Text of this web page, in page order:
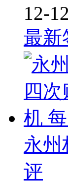
12-12
最新
永州
评